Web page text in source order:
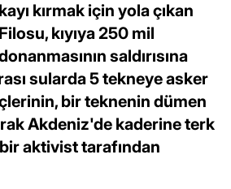
kırmak için yola çıkan
kıyıya 250 mil
saldırısına
sularda 5 tekneye asker
bir teknenin dümen
Akdeniz'de kaderine terk
aktivist tarafından